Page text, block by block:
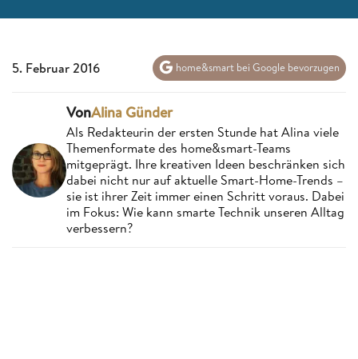
5. Februar 2016 home&smart bei Google bevorzugen
VonAlina Günder
Als Redakteurin der ersten Stunde hat Alina viele
Themenformate des home&smart-Teams
mitgeprägt. Ihre kreativen Ideen beschränken sich
dabei nicht nur auf aktuelle Smart-Home-Trends –
sie ist ihrer Zeit immer einen Schritt voraus. Dabei
im Fokus: Wie kann smarte Technik unseren Alltag
verbessern?